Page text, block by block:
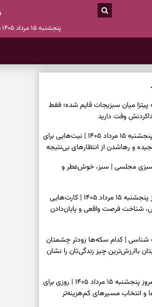
پنجشنبه ۱۵ مرداد ۱۴۰۵
پیتزا میان سبزیجات قایم شده؛ فقط
فال ابجد امروز پنجشنبه ۱۵ مرداد ۱۴۰۵ | نیت‌هایی برای
و رهاشدن از انتظارهای بی‌نتیجه
سبزی مجلسی | سبز، خوش‌عطر و
فال تاروت امروز پنجشنبه ۱۵ مرداد ۱۴۰۵ | کارت‌هایی
شناخت فرصت واقعی و پایان‌دادن
| کدام سکه‌ها زودتر چشمتان
باارزش‌ترین چیز زندگی‌تان را نشان
فال سرنوشت امروز پنجشنبه ۱۵ مرداد ۱۴۰۵ | روزی برای
و انتخاب مسیرهای کم‌هزینه‌تر